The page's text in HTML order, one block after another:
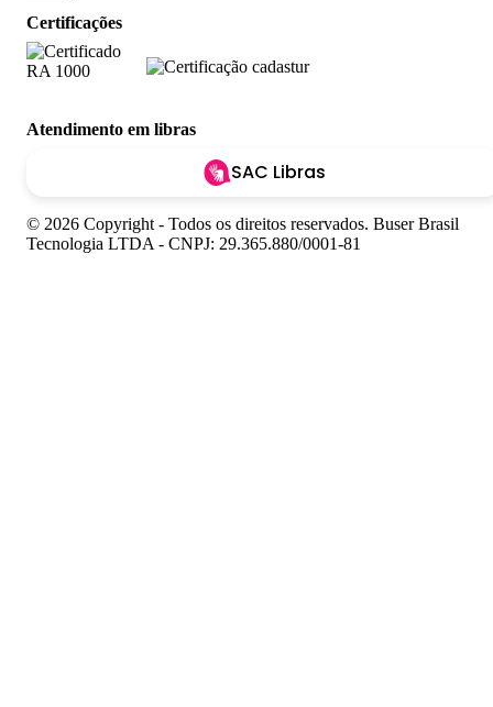
Certificações
Atendimento em libras
SAC Libras
© 2026 Copyright - Todos os direitos reservados. Buser Brasil
Tecnologia LTDA - CNPJ: 29.365.880/0001-81